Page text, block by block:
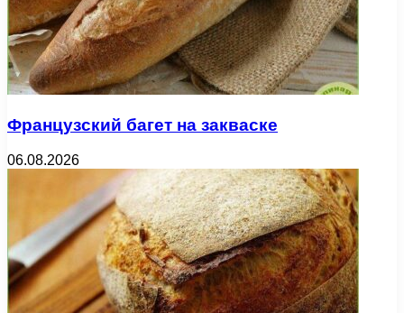
Французский багет на закваске
06.08.2026